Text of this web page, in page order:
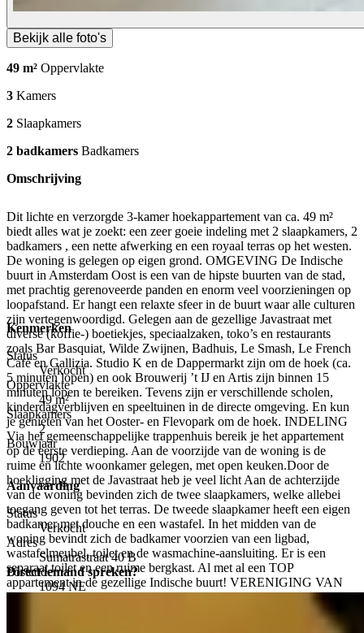
Bekijk alle foto's
49 m² Oppervlakte
3 Kamers
2 Slaapkamers
2 badkamers Badkamers
Omschrijving
Dit lichte en verzorgde 3-kamer hoekappartement van ca. 49 m²
biedt alles wat je zoekt: een zeer goeie indeling met 2 slaapkamers, 2
badkamers , een nette afwerking en een royaal terras op het westen.
De woning is gelegen op eigen grond. OMGEVING De Indische
buurt in Amsterdam Oost is een van de hipste buurten van de stad,
met prachtig gerenoveerde panden en enorm veel voorzieningen op
loopafstand. Er hangt een relaxte sfeer in de buurt waar alle culturen
zijn vertegenwoordigd. Gelegen aan de gezellige Javastraat met
diverse (koffie-) boetiekjes, speciaalzaken, toko’s en restaurants
zoals Bar Basquiat, Wilde Zwijnen, Badhuis, Le Smash, Le French
Café en Gallizia. Studio K en de Dappermarkt zijn om de hoek (ca.
5 minuten lopen) en ook Brouwerij ’t IJ en Artis zijn binnen 15
minuten lopen te bereiken. Tevens zijn er verschillende scholen,
kinderdagverblijven en speeltuinen in de directe omgeving. En kun
je genieten van het Ooster- en Flevopark om de hoek. INDELING
Via het gemeenschappelijke trappenhuis bereik je het appartement
op de eerste verdieping. Aan de voorzijde van de woning is de
ruime en lichte woonkamer gelegen, met open keuken.Door de
hoekligging met de Javastraat heb je veel licht Aan de achterzijde
van de woning bevinden zich de twee slaapkamers, welke allebei
toegang geven tot het terras. De tweede slaapkamer heeft een eigen
badkamer met douche en een wastafel. In het midden van de
woning bevindt zich de badkamer voorzien van een ligbad,
wastafelmeubel, toilet en de wasmachine-aansluiting. Er is een
separaat toilet en een ruime bergkast. Al met al een TOP
appartement in de gezellige Indische buurt! VERENIGING VAN
EIGENAREN (VVE) De VVE Sumatrastraat 40 bestaat 9 leden en
zal opgestart worden. BIJZONDERHEDEN - Gelegen in de
geliefde Indische buurt - Eigen grond, dus geen erfpacht - Lichte en
Kenmerken
Status
Verkocht
Oppervlakte
49 m²
Slaapkamers
2
Bouwjaar
1902
Aanvaarding
Status
Verkocht
Adres
Sumatrastraat 40 B
Postcode
1094 NE
Direct iemand spreken?